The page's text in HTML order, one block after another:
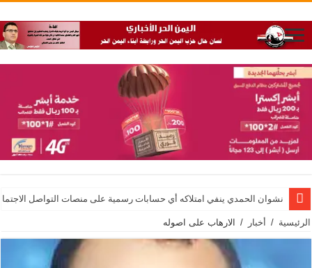
نشوان الحمدي ينفي امتلاكه أي حسابات رسمية على منصات التواصل
الرئيسية / أخبار / الارهاب على اصوله